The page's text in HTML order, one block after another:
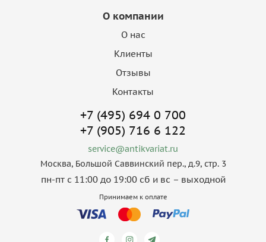
О компании
О нас
Клиенты
Отзывы
Контакты
+7 (495) 694 0 700
+7 (905) 716 6 122
service@antikvariat.ru
Москва, Большой Саввинский пер., д.9, стр. 3
пн-пт с 11:00 до 19:00 сб и вс – выходной
Принимаем к оплате